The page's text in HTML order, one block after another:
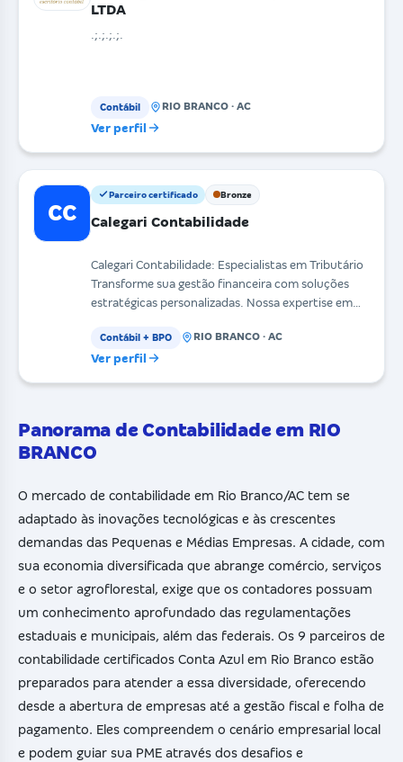
LTDA
.;.;.;.;.
Contábil RIO BRANCO · AC
Ver perfil
CC
Parceiro certificado Bronze
Calegari Contabilidade
Calegari Contabilidade: Especialistas em Tributário
Transforme sua gestão financeira com soluções
estratégicas personalizadas. Nossa expertise em
Contábil + BPO RIO BRANCO · AC
Ver perfil
Panorama de Contabilidade em RIO
BRANCO
O mercado de contabilidade em Rio Branco/AC tem se
adaptado às inovações tecnológicas e às crescentes
demandas das Pequenas e Médias Empresas. A cidade, com
sua economia diversificada que abrange comércio, serviços
e o setor agroflorestal, exige que os contadores possuam
um conhecimento aprofundado das regulamentações
estaduais e municipais, além das federais. Os 9 parceiros de
contabilidade certificados Conta Azul em Rio Branco estão
preparados para atender a essa diversidade, oferecendo
desde a abertura de empresas até a gestão fiscal e folha de
pagamento. Eles compreendem o cenário empresarial local
e podem guiar sua PME através dos desafios e